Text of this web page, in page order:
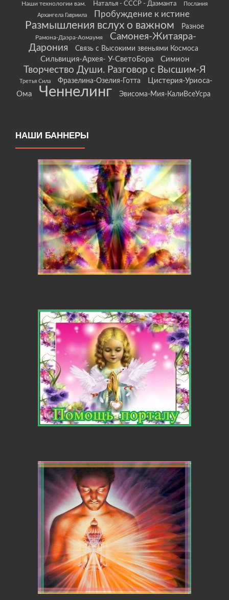
Наши технологии вам.
Наталья - СССР - Даэманта
Послания
Архангела Гавриила
Пробуждение к истине
Размышления вслух о важном Разное
Рамона-Даэра-Аомаумя
Самонея-Житаяра-
Дарония
Связь с Высокими звеньями Космоса
Сильвиция-Архея- У-СветоБора Симион
Творчество Души. Разговор с Высшим-Я
Третья Сила Фразелина-Озелия-Готта
Цистерия-Уриоса-
Ома
Ченнелинг Эвисома-Мия-КалиВсеУсра
НАШИ БАННЕРЫ